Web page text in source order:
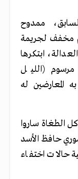
ممدوح
مخفف لجريمة
ابتكرها
مرسوم (الليل
استهدف به المعارضين له
الطغاة ساروا
حافظ الأسد
حالات اختفاء